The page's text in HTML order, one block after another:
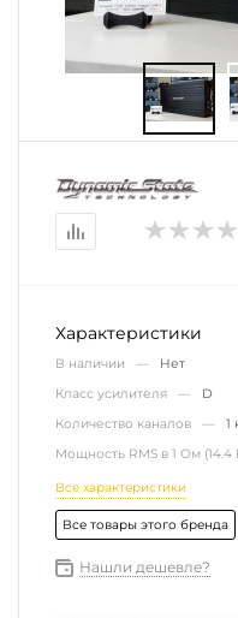
Характеристики
В наличии — Нет
Класс усилителя — D
Количество каналов — 1
Мощность RMS в 1 Ом
Все характеристики
Все товары этого бренда
Нашли дешевле?